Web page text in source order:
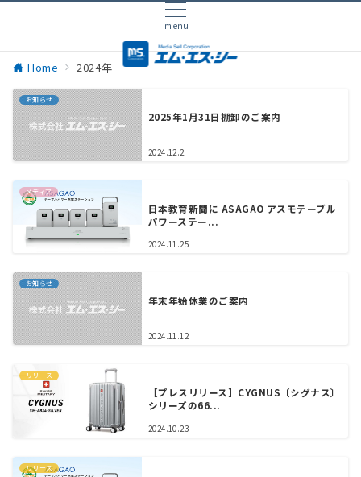
menu
Home 2024年
お知らせ
2025年1月31日棚卸のご案内
2024.12.2
メディア
日本教育新聞に ASAGAO アスモテーブル
パワーステー...
2024.11.25
お知らせ
年末年始休業のご案内
2024.11.12
リリース
【プレスリリース】CYGNUS〔シグナス〕
シリーズの66...
2024.10.23
リリース